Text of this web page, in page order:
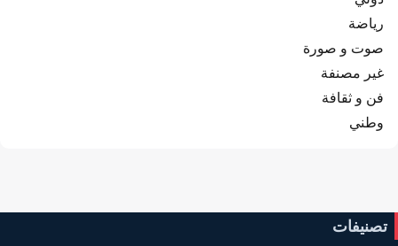
رياضة
صوت و صورة
غير مصنفة
فن و ثقافة
وطني
تصنيفات